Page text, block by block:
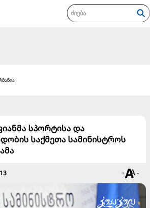
სპორტისა და
საქმეთა სამინისტროს
+ -